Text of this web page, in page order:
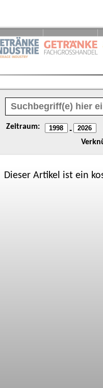
Zeitraum: -
Dieser Artikel ist ein